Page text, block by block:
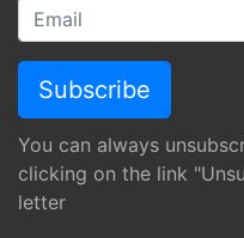
You can always
clicking on the link
letter